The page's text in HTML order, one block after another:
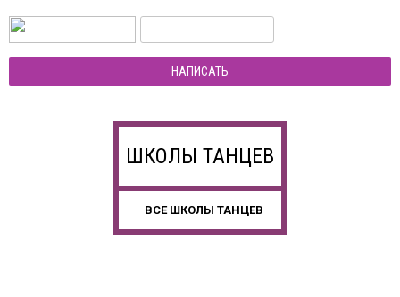
НАПИСАТЬ
ШКОЛЫ ТАНЦЕВ
ВСЕ ШКОЛЫ ТАНЦЕВ